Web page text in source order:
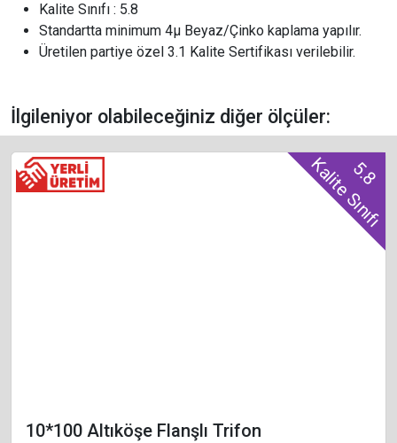
Kalite Sınıfı : 5.8
Standartta minimum 4µ Beyaz/Çinko kaplama yapılır.
Üretilen partiye özel 3.1 Kalite Sertifikası verilebilir.
İlgileniyor olabileceğiniz diğer ölçüler:
5.8
Kalite Sınıfı
10*100 Altıköşe Flanşlı Trifon